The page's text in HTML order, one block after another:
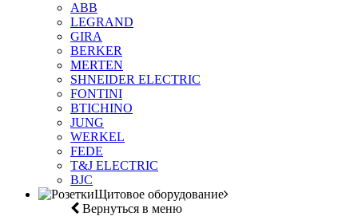
ABB
LEGRAND
GIRA
BERKER
MERTEN
SHNEIDER ELECTRIC
FONTINI
BTICHINO
JUNG
WERKEL
FEDE
T&J ELECTRIC
BJC
Щитовое оборудование
Вернуться в меню